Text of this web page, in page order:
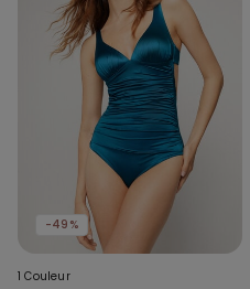
-49%
1 Couleur